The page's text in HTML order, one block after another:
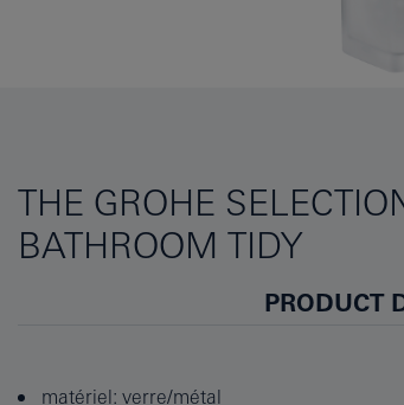
THE GROHE
BATHROOM TIDY
PRODUCT
matériel: verre/métal